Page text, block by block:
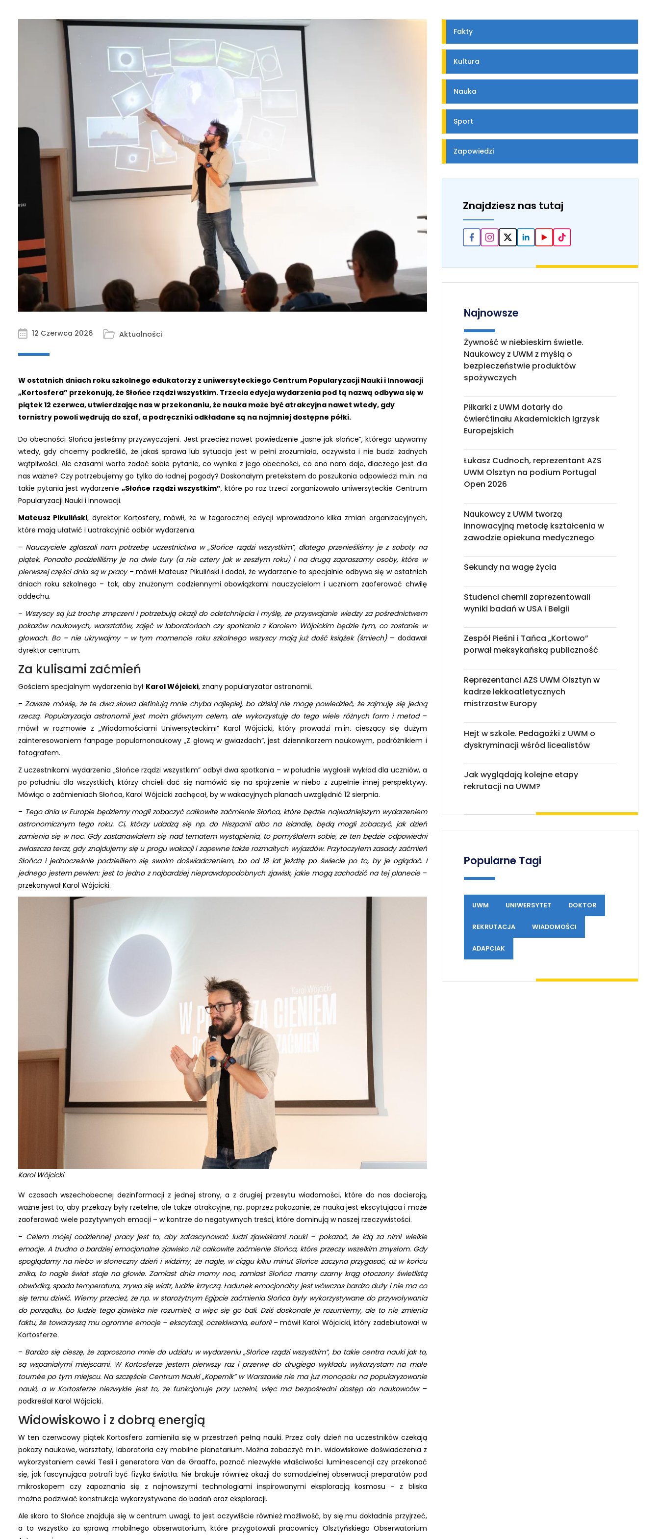
12 Czerwca 2026 Aktualności
W ostatnich dniach roku szkolnego edukatorzy z uniwersyteckiego Centrum Popularyzacji Nauki i Innowacji
„Kortosfera” przekonują, że Słońce rządzi wszystkim. Trzecia edycja wydarzenia pod tą nazwą odbywa się w
piątek 12 czerwca, utwierdzając nas w przekonaniu, że nauka może być atrakcyjna nawet wtedy, gdy
tornistry powoli wędrują do szaf, a podręczniki odkładane są na najmniej dostępne półki.
Do obecności Słońca jesteśmy przyzwyczajeni. Jest przecież nawet powiedzenie „jasne jak słońce”, którego używamy
wtedy, gdy chcemy podkreślić, że jakaś sprawa lub sytuacja jest w pełni zrozumiała, oczywista i nie budzi żadnych
wątpliwości. Ale czasami warto zadać sobie pytanie, co wynika z jego obecności, co ono nam daje, dlaczego jest dla
nas ważne? Czy potrzebujemy go tylko do ładnej pogody? Doskonałym pretekstem do poszukania odpowiedzi m.in. na
takie pytania jest wydarzenie„Słońce rządzi wszystkim”, które po raz trzeci zorganizowało uniwersyteckie Centrum
Popularyzacji Nauki i Innowacji.
Mateusz Pikuliński, dyrektor Kortosfery, mówił, że w tegorocznej edycji wprowadzono kilka zmian organizacyjnych,
które mają ułatwić i uatrakcyjnić odbiór wydarzenia.
– Nauczyciele zgłaszali nam potrzebę uczestnictwa w „Słońce rządzi wszystkim”, dlatego przenieśliśmy je z soboty na
piątek. Ponadto podzieliliśmy je na dwie tury (a nie cztery jak w zeszłym roku) i na drugą zapraszamy osoby, które w
pierwszej części dnia są w pracy – mówił Mateusz Pikuliński i dodał, że wydarzenie to specjalnie odbywa się w ostatnich
dniach roku szkolnego – tak, aby znużonym codziennymi obowiązkami nauczycielom i uczniom zaoferować chwilę
oddechu.
– Wszyscy są już trochę zmęczeni i potrzebują okazji do odetchnięcia i myślę, że przyswajanie wiedzy za pośrednictwem
pokazów naukowych, warsztatów, zajęć w laboratoriach czy spotkania z Karolem Wójcickim będzie tym, co zostanie w
głowach. Bo – nie ukrywajmy – w tym momencie roku szkolnego wszyscy mają już dość książek (śmiech)– dodawał
dyrektor centrum.
Za kulisami zaćmień
Gościem specjalnym wydarzenia był Karol Wójcicki, znany popularyzator astronomii.
–Zawsze mówię, że te dwa słowa definiują mnie chyba najlepiej, bo dzisiaj nie mogę powiedzieć, że zajmuję się jedną
rzeczą. Popularyzacja astronomii jest moim głównym celem, ale wykorzystuję do tego wiele różnych form i metod –
mówił w rozmowie z „Wiadomościami Uniwersyteckimi” Karol Wójcicki, który prowadzi m.in. cieszący się dużym
zainteresowaniem fanpage popularnonaukowy „Z głową w gwiazdach”, jest dziennikarzem naukowym, podróżnikiem i
fotografem.
Z uczestnikami wydarzenia „Słońce rządzi wszystkim” odbył dwa spotkania – w południe wygłosił wykład dla uczniów, a
po południu dla wszystkich, którzy chcieli dać się namówić się na spojrzenie w niebo z zupełnie innej perspektywy.
Mówiąc o zaćmieniach Słońca, Karol Wójcicki zachęcał, by w wakacyjnych planach uwzględnić 12 sierpnia.
– Tego dnia w Europie będziemy mogli zobaczyć całkowite zaćmienie Słońca, które będzie najważniejszym wydarzeniem
astronomicznym tego roku. Ci, którzy udadzą się np. do Hiszpanii albo na Islandię, będą mogli zobaczyć, jak dzień
zamienia się w noc. Gdy zastanawiałem się nad tematem wystąpienia, to pomyślałem sobie, że ten będzie odpowiedni
zwłaszcza teraz, gdy znajdujemy się u progu wakacji i zapewne także rozmaitych wyjazdów. Przytoczyłem zasady zaćmień
Słońca i jednocześnie podzieliłem się swoim doświadczeniem, bo od 18 lat jeżdżę po świecie po to, by je oglądać. I
jednego jestem pewien: jest to jedno z najbardziej nieprawdopodobnych zjawisk, jakie mogą zachodzić na tej planecie–
przekonywał Karol Wójcicki.
Karol Wójcicki
W czasach wszechobecnej dezinformacji z jednej strony, a z drugiej przesytu wiadomości, które do nas docierają,
ważne jest to, aby przekazy były rzetelne, ale także atrakcyjne, np. poprzez pokazanie, że nauka jest ekscytująca i może
zaoferować wiele pozytywnych emocji – w kontrze do negatywnych treści, które dominują w naszej rzeczywistości.
– Celem mojej codziennej pracy jest to, aby zafascynować ludzi zjawiskami nauki – pokazać, że idą za nimi wielkie
emocje. A trudno o bardziej emocjonalne zjawisko niż całkowite zaćmienie Słońca, które przeczy wszelkim zmysłom. Gdy
spoglądamy na niebo w słoneczny dzień i widzimy, że nagle, w ciągu kilku minut Słońce zaczyna przygasać, aż w końcu
znika, to nagle świat staje na głowie. Zamiast dnia mamy noc, zamiast Słońca mamy czarny krąg otoczony świetlistą
obwódką, spada temperatura, zrywa się wiatr, ludzie krzyczą. Ładunek emocjonalny jest wówczas bardzo duży i nie ma co
się temu dziwić. Wiemy przecież, że np. w starożytnym Egipcie zaćmienia Słońca były wykorzystywane do przywoływania
do porządku, bo ludzie tego zjawiska nie rozumieli, a więc się go bali. Dziś doskonale je rozumiemy, ale to nie zmienia
faktu, że towarzyszą mu ogromne emocje – ekscytacji, oczekiwania, euforii – mówił Karol Wójcicki, który zadebiutował w
Kortosferze.
– Bardzo się cieszę, że zaproszono mnie do udziału w wydarzeniu „Słońce rządzi wszystkim”, bo takie centra nauki jak to,
są wspaniałymi miejscami. W Kortosferze jestem pierwszy raz i przerwę do drugiego wykładu wykorzystam na małe
tournée po tym miejscu. Na szczęście Centrum Nauki „Kopernik” w Warszawie nie ma już monopolu na popularyzowanie
nauki, a w Kortosferze niezwykłe jest to, że funkcjonuje przy uczelni, więc ma bezpośredni dostęp do naukowców–
podkreślał Karol Wójcicki.
Widowiskowo i z dobrą energią
W ten czerwcowy piątek Kortosfera zamieniła się w przestrzeń pełną nauki. Przez cały dzień na uczestników czekają
pokazy naukowe, warsztaty, laboratoria czy mobilne planetarium. Można zobaczyć m.in. widowiskowe doświadczenia z
wykorzystaniem cewki Tesli i generatora Van de Graaffa, poznać niezwykłe właściwości luminescencji czy przekonać
się, jak fascynująca potrafi być fizyka światła. Nie brakuje również okazji do samodzielnej obserwacji preparatów pod
mikroskopem czy zapoznania się z najnowszymi technologiami inspirowanymi eksploracją kosmosu – z bliska
można podziwiać konstrukcje wykorzystywane do badań oraz eksploracji.
Ale skoro to Słońce znajduje się w centrum uwagi, to jest oczywiście również możliwość, by się mu dokładnie przyjrzeć,
a to wszystko za sprawą mobilnego obserwatorium, które przygotowali pracownicy Olsztyńskiego Obserwatorium
Fakty
Kultura
Nauka
Sport
Zapowiedzi
Znajdziesz nas tutaj
Najnowsze
Żywność w niebieskim świetle.
Naukowcy z UWM z myślą o
bezpieczeństwie produktów
spożywczych
Piłkarki z UWM dotarły do
ćwierćfinału Akademickich Igrzysk
Europejskich
Łukasz Cudnoch, reprezentant AZS
UWM Olsztyn na podium Portugal
Open 2026
Naukowcy z UWM tworzą
innowacyjną metodę kształcenia w
zawodzie opiekuna medycznego
Sekundy na wagę życia
Studenci chemii zaprezentowali
wyniki badań w USA i Belgii
Zespół Pieśni i Tańca „Kortowo”
porwał meksykańską publiczność
Reprezentanci AZS UWM Olsztyn w
kadrze lekkoatletycznych
mistrzostw Europy
Hejt w szkole. Pedagożki z UWM o
dyskryminacji wśród licealistów
Jak wyglądają kolejne etapy
rekrutacji na UWM?
Popularne Tagi
UWM UNIWERSYTET DOKTOR
REKRUTACJA WIADOMOŚCI
ADAPCIAK